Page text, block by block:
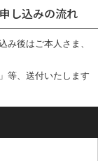
し込みの流れ
み後はご本人さま、
等、送付いたします